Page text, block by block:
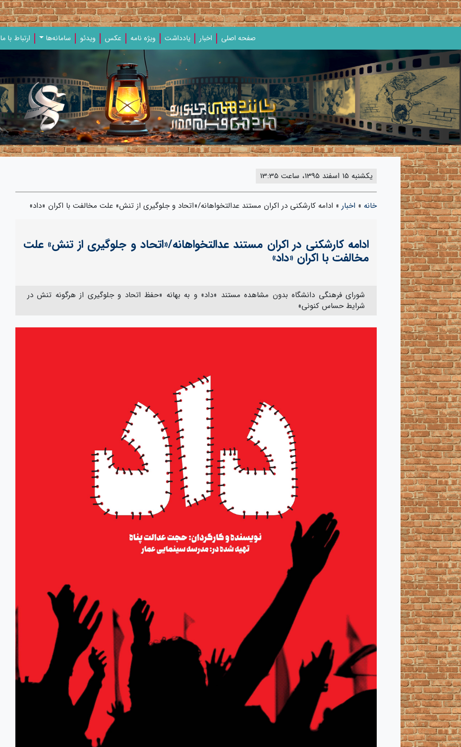
صفحه اصلی اخبار یادداشت‌ ویژه‌ نامه‌ عکس ویدئو سامانه‌ها ارتباط با ما
یکشنبه 15 اسفند 1395، ساعت 13:35
خانه » اخبار » ادامه کارشکنی‌ در اکران مستند عدالتخواهانه/«اتحاد و جلوگیری از تنش» علت مخالفت با اکران «داد»
ادامه کارشکنی‌ در اکران مستند عدالتخواهانه/«اتحاد و جلوگیری از تنش» علت
مخالفت با اکران «داد»
شورای فرهنگی دانشگاه بدون مشاهده مستند «داد» و به بهانه «حفظ اتحاد و جلوگیری از هرگونه تنش در
شرایط حساس کنونی»